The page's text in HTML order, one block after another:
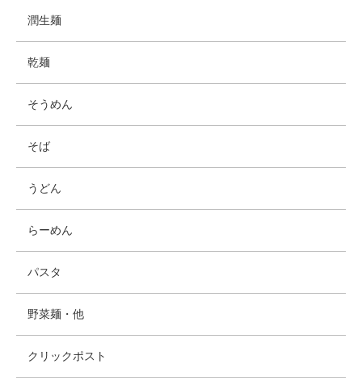
潤生麺
乾麺
そうめん
そば
うどん
らーめん
パスタ
野菜麺・他
クリックポスト